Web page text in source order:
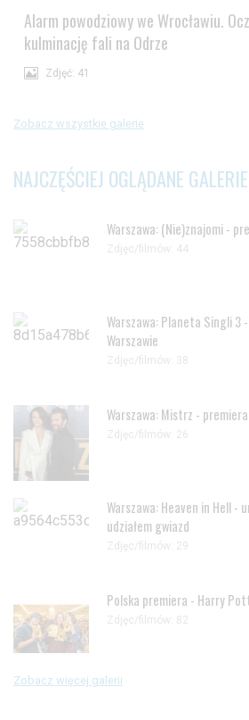
Alarm powodziowy we Wrocławiu.
kulminację fali na Odrze
Zdjęć: 41
Zobacz wszystkie galerie
NAJCZĘŚCIEJ OGLĄDANE GALERIE
Warszawa: (Nie)znajomi -
Zdjęc/filmów: 44
Warszawa: Planeta Singli 3
Warszawie
Zdjęc/filmów: 38
Warszawa: Mistrz -
Zdjęc/filmów: 26
Warszawa: Heaven in Hell -
udziałem gwiazd
Zdjęc/filmów: 29
Polska premiera - Harry
Zdjęc/filmów: 82
Zobacz więcej galerii